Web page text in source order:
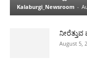
Kalaburgi_Newsroom -
August 5,